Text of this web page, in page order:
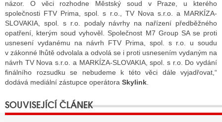
STÁT BLOGEREM
BLOGERA
názor. O věci rozhodne Městský soud v Praze, u kterého
společnosti FTV Prima, spol. s r.o., TV Nova s.r.o. a MARKÍZA-
SLOVAKIA, spol. s r.o. podaly návrhy na nařízení předběžného
opatření, kterým soud vyhověl. Společnost M7 Group SA se proti
usnesení vydanému na návrh FTV Prima, spol. s r.o. u soudu
v zákonné lhůtě odvolala a odvolá se i proti usnesením vydaným na
návrh TV Nova s.r.o. a MARKÍZA-SLOVAKIA, spol. s r.o. Do vydání
finálního rozsudku se nebudeme k této věci dále vyjadřovat,“
dodává mediální zástupce operátora Skylink